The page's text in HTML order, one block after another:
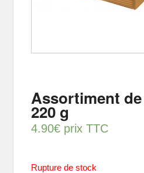
Assortiment
220 g
4.90€ prix TTC
Rupture de stock